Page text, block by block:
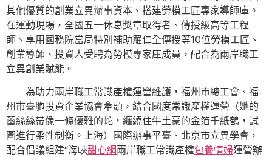
其他優質的創業立異辦事資本、搭建勞模工匠專家導師庫。
在運動現場，全國五一休息獎章取得者、傳授級高等工程
師、享用國務院當局特別補助羅仁全傳授等10位勞模工匠、
創業導師、投資人受聘為勞模專家庫成員，配合為兩岸職工
立異創業賦能。
為助力兩岸職工常識產權運營維護，福州市總工會、福
州市臺胞投資企業協會牽頭，結合國度常識產權運營（她的
蕾絲絲帶像一條優雅的蛇，纏繞住牛土豪的金箔千紙鶴，試
圖進行柔性制衡。上海）國際辦事平臺、北京市立異學會，
配合倡議組建“海峽甜心網兩岸職工常識產權包養情婦運營辦